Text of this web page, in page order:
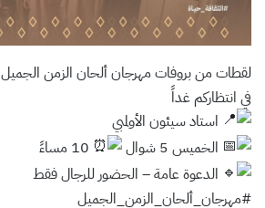
لقطات من بروفات مهرجان ألحان الزمن الجميل
في انتظاركم غداً
استاد سيئون الأولمبي
الخميس 5 شوال
الدعوة عامة – الحضور للرجال فقط
#مهرجان_ألحان_الزمن_الجميل